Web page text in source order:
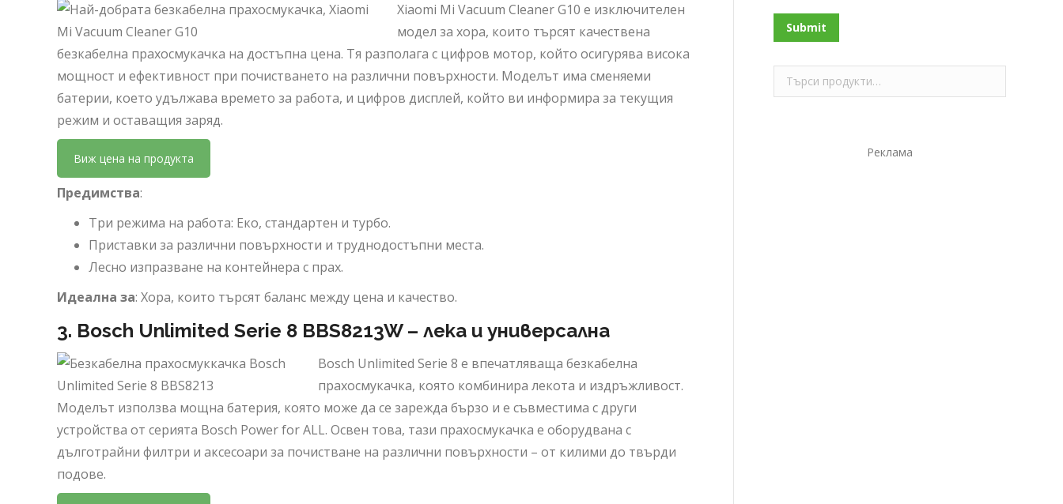
Xiaomi Mi Vacuum Cleaner G10 е изключителен
модел за хора, които търсят качествена
безкабелна прахосмукачка на достъпна цена. Тя разполага с цифров мотор, който осигурява висока
мощност и ефективност при почистването на различни повърхности. Моделът има сменяеми
батерии, което удължава времето за работа, и цифров дисплей, който ви информира за текущия
режим и оставащия заряд.
Виж цена на продукта
Предимства:
Три режима на работа: Еко, стандартен и турбо.
Приставки за различни повърхности и труднодостъпни места.
Лесно изпразване на контейнера с прах.
Идеална за: Хора, които търсят баланс между цена и качество.
3. Bosch Unlimited Serie 8 BBS8213W – лека и универсална
Bosch Unlimited Serie 8 е впечатляваща безкабелна
прахосмукачка, която комбинира лекота и издръжливост.
Моделът използва мощна батерия, която може да се зарежда бързо и е съвместима с други
устройства от серията Bosch Power for ALL. Освен това, тази прахосмукачка е оборудвана с
дълготрайни филтри и аксесоари за почистване на различни повърхности – от килими до твърди
подове.
Submit
Реклама